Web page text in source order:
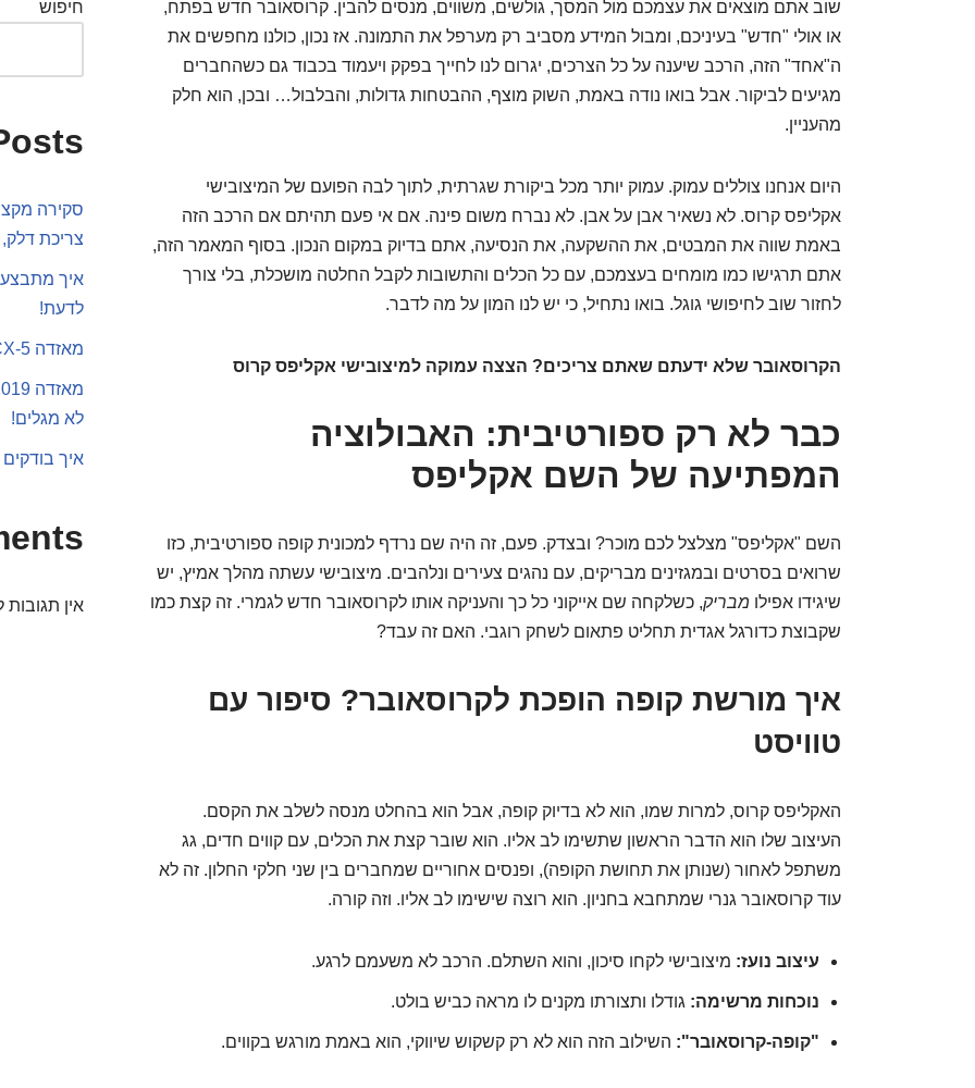
שוב אתם מוצאים את עצמכם מול המסך, גולשים, משווים, מנסים להבין. קרוסאובר חדש בפתח,
או אולי "חדש" בעיניכם, ומבול המידע מסביב רק מערפל את התמונה. אז נכון, כולנו מחפשים את
ה"אחד" הזה, הרכב שיענה על כל הצרכים, יגרום לנו לחייך בפקק ויעמוד בכבוד גם כשהחברים
מגיעים לביקור. אבל בואו נודה באמת, השוק מוצף, ההבטחות גדולות, והבלבול… ובכן, הוא חלק
מהעניין.
היום אנחנו צוללים עמוק. עמוק יותר מכל ביקורת שגרתית, לתוך לבה הפועם של המיצובישי
אקליפס קרוס. לא נשאיר אבן על אבן. לא נברח משום פינה. אם אי פעם תהיתם אם הרכב הזה
באמת שווה את המבטים, את ההשקעה, את הנסיעה, אתם בדיוק במקום הנכון. בסוף המאמר הזה,
אתם תרגישו כמו מומחים בעצמכם, עם כל הכלים והתשובות לקבל החלטה מושכלת, בלי צורך
לחזור שוב לחיפושי גוגל. בואו נתחיל, כי יש לנו המון על מה לדבר.
הקרוסאובר שלא ידעתם שאתם צריכים? הצצה עמוקה למיצובישי אקליפס קרוס
כבר לא רק ספורטיבית: האבולוציה
המפתיעה של השם אקליפס
השם "אקליפס" מצלצל לכם מוכר? ובצדק. פעם, זה היה שם נרדף למכונית קופה ספורטיבית, כזו
שרואים בסרטים ובמגזינים מבריקים, עם נהגים צעירים ונלהבים. מיצובישי עשתה מהלך אמיץ, יש
שיגידו אפילו מבריק, כשלקחה שם אייקוני כל כך והעניקה אותו לקרוסאובר חדש לגמרי. זה קצת כמו
שקבוצת כדורגל אגדית תחליט פתאום לשחק רוגבי. האם זה עבד?
איך מורשת קופה הופכת לקרוסאובר? סיפור עם
טוויסט
האקליפס קרוס, למרות שמו, הוא לא בדיוק קופה, אבל הוא בהחלט מנסה לשלב את הקסם.
העיצוב שלו הוא הדבר הראשון שתשימו לב אליו. הוא שובר קצת את הכלים, עם קווים חדים, גג
משתפל לאחור (שנותן את תחושת הקופה), ופנסים אחוריים שמחברים בין שני חלקי החלון. זה לא
עוד קרוסאובר גנרי שמתחבא בחניון. הוא רוצה שישימו לב אליו. וזה קורה.
עיצוב נועז: מיצובישי לקחו סיכון, והוא השתלם. הרכב לא משעמם לרגע.
נוכחות מרשימה: גודלו ותצורתו מקנים לו מראה כביש בולט.
"קופה-קרוסאובר": השילוב הזה הוא לא רק קשקוש שיווקי, הוא באמת מורגש בקווים.
חיפוש
סקירה
צריכת דלק,
איך
לדעת!
מאזדה CX-5 או סקודה קארוק
לא מגלים!
איך
אין תגובות